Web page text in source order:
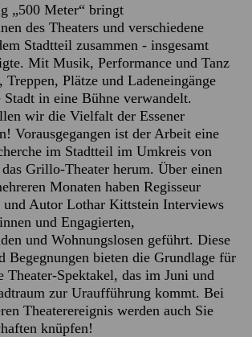
„500 Meter“ bringt
des Theaters und verschiedene
Stadtteil zusammen - insgesamt
Mit Musik, Performance und Tanz
Treppen, Plätze und Ladeneingänge
in eine Bühne verwandelt.
wir die Vielfalt der Essener
Vorausgegangen ist der Arbeit eine
im Stadtteil im Umkreis von
Grillo-Theater herum. Über einen
Monaten haben Regisseur
Autor Lothar Kittstein Interviews
und Engagierten,
und Wohnungslosen geführt. Diese
Begegnungen bieten die Grundlage für
Theater-Spektakel, das im Juni und
zur Uraufführung kommt. Bei
Theaterereignis werden auch Sie
knüpfen!